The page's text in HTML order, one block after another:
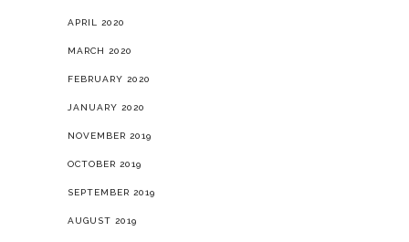
APRIL 2020
MARCH 2020
FEBRUARY 2020
JANUARY 2020
NOVEMBER 2019
OCTOBER 2019
SEPTEMBER 2019
AUGUST 2019